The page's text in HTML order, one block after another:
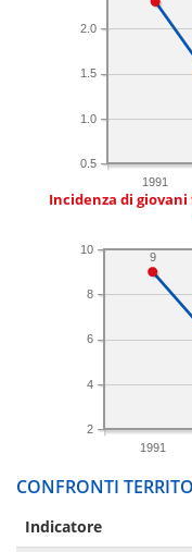
1991
0.5
1.0
1.5
2.0
Incidenza di
1991
2
4
6
8
10
9
CONFRONTI
Indicatore